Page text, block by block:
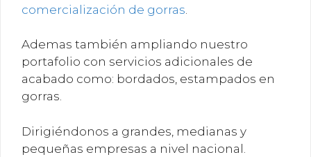
comercialización de gorras
Ademas también ampliando nuestro
portafolio con servicios adicionales de
acabado como: bordados, estampados en
gorras.
Dirigiéndonos a grandes, medianas y
pequeñas empresas a nivel nacional.